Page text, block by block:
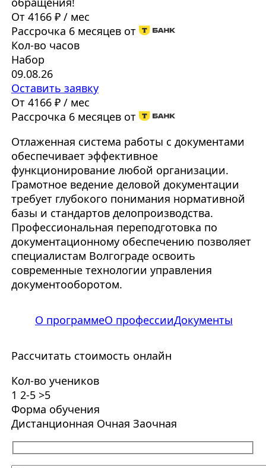
От 4166 ₽ / мес
Рассрочка 6 месяцев от
Кол-во часов
Набор
09.08.26
Оставить заявку
От 4166 ₽ / мес
Рассрочка 6 месяцев от
Отлаженная система работы с документами
обеспечивает эффективное
функционирование любой организации.
Грамотное ведение деловой документации
требует глубокого понимания нормативной
базы и стандартов делопроизводства.
Профессиональная переподготовка по
документационному обеспечению позволяет
специалистам Волгограде освоить
современные технологии управления
документооборотом.
О программеО профессииДокументы
Рассчитать стоимость онлайн
Кол-во учеников
1 2-5 >5
Форма обучения
Дистанционная Очная Заочная